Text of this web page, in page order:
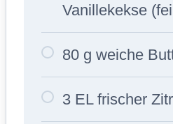
Vanillekekse
80 g weiche
3 EL frischer